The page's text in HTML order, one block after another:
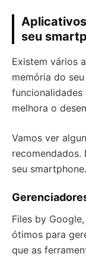
seu
Existem vários
memória do
funcionalidades
melhora o
Vamos ver
recomendados.
seu smartphone.
Files by
ótimos para
que as